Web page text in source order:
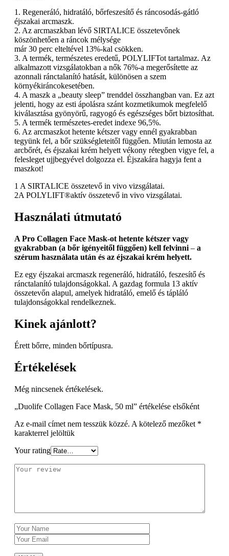
1. Regeneráló, hidratáló, bőrfeszesítő és ráncosodás-gátló
éjszakai arcmaszk.
2. Az arcmaszkban lévő SIRTALICE összetevőnek
köszönhetően a ráncok mélysége
már 30 perc elteltével 13%-kal csökken.
3. A termék, természetes eredetű, POLYLIFTot tartalmaz. Az
alkalmazott vizsgálatokban a nők 76%-a megerősítette az
azonnali ránctalanító hatását, különösen a szem
környékiráncokesetében.
4. A maszk a „beauty sleep” trenddel összhangban van. Ez azt
jelenti, hogy az esti ápolásra szánt kozmetikumok megfelelő
kiválasztása gyönyörű, ragyogó és egészséges bőrt biztosíthat.
5. A termék természetes-eredet indexe 96,5%.
6. Az arcmaszkot hetente kétszer vagy ennél gyakrabban
tegyünk fel, a bőr szükségleteitől függően. Miután lemosta az
arcbőrét, és éjszakai krém helyett vékony rétegben vigye fel, a
felesleget ujjbegyével dolgozza el. Éjszakára hagyja fent a
maszkot!
1 A SIRTALICE összetevő in vivo vizsgálatai.
2A POLYLIFT®aktív összetevő in vivo vizsgálatai.
Használati útmutató
A Pro Collagen Face Mask-ot hetente kétszer vagy
gyakrabban (a bőr igényeitől függően) kell felvinni – a
szérum használata után és az éjszakai krém helyett.
Ez egy éjszakai arcmaszk regeneráló, hidratáló, feszesítő és
ránctalanító tulajdonságokkal. A gazdag formula 13 aktív
összetevőn alapul, amelyek hidratáló, emelő és tápláló
tulajdonságokkal rendelkeznek.
Kinek ajánlott?
Érett bőrre, minden bőrtípusra.
Értékelések
Még nincsenek értékelések.
„Duolife Collagen Face Mask, 50 ml” értékelése elsőként
Az e-mail címet nem tesszük közzé. A kötelező mezőket *
karakterrel jelöltük
Your rating